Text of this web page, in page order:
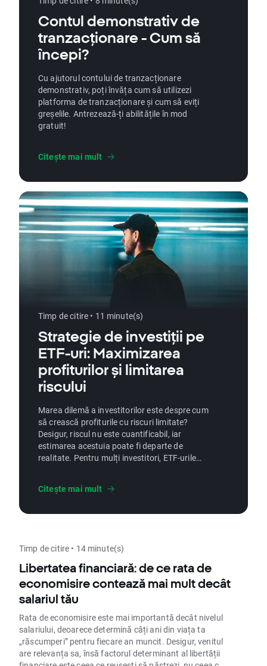
Contul demonstrativ de
tranzacționare - Cum să
începi?
Cu ajutorul contului de tranzacționare
demonstrativ, poți învăța cum să utilizezi
platforma de tranzacționare și cum să eviți
greșelile. Antrezează-ți abilitățile în mod
gratuit!
Citește mai mult
Timp de citire • 11 minute(s)
Strategie de investiții pe
ETF-uri: Maximizarea
profiturilor și limitarea
riscului
Marea dilemă a investitorilor este despre cum
să crească profiturile cu riscuri limitate?
Desigur, riscul nu este cuantificabil, iar
estimarea acestuia poate fi departe de
realitate. Pentru mulți investitori, ETF-urile
investiții în ETF-uri cresc șansele de a obține
Citește mai mult
Timp de citire • 14 minute(s)
Libertatea financiară: de ce rata de
economisire contează mai mult decât
salariul tău
Rata de economisire este mai importantă decât nivelul
salariului, deoarece determină câți ani din viața ta
„răscumperi” pentru fiecare an muncit. Desigur, venitul
are relevanța sa, însă factorul determinant al libertății